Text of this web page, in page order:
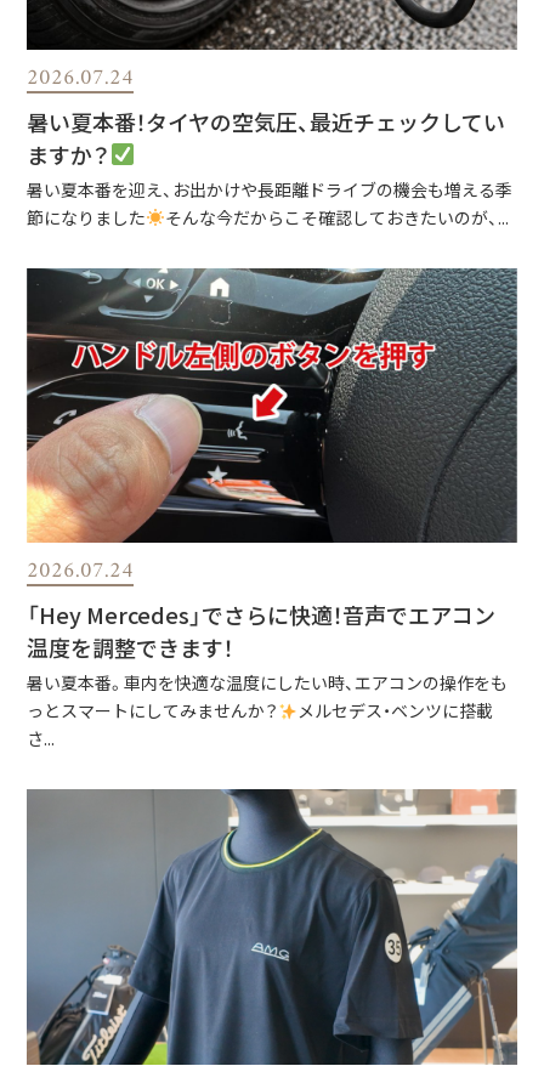
2026.07.24
暑い夏本番！タイヤの空気圧、最近チェックしてい
ますか？
暑い夏本番を迎え、お出かけや長距離ドライブの機会も増える季
節になりました
そんな今だからこそ確認しておきたいのが、...
2026.07.24
「Hey Mercedes」でさらに快適！音声でエアコン
温度を調整できます！
暑い夏本番。車内を快適な温度にしたい時、エアコンの操作をも
っとスマートにしてみませんか？
メルセデス・ベンツに搭載
さ...